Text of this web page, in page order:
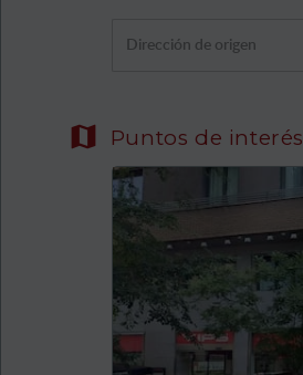
 Puntos de interés